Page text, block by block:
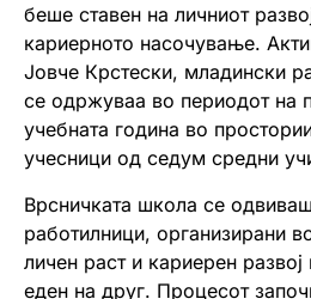
беше ставен на личниот
кариерното насочување.
Јовче Крстески, младински
се одржуваа во периодот на
учебната година во
учесници од седум средни
Врсничката школа се
работилници, организирани
личен раст и кариерен
еден на друг. Процесот